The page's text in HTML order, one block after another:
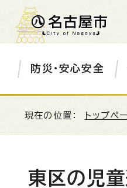
防災・安心安全
現在の位置： トップペ
東区の児